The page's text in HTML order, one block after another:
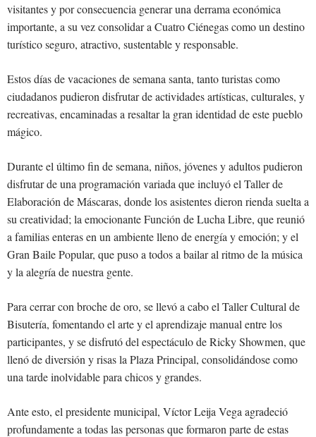
visitantes y por consecuencia generar una derrama económica
importante, a su vez consolidar a Cuatro Ciénegas como un destino
turístico seguro, atractivo, sustentable y responsable.
Estos días de vacaciones de semana santa, tanto turistas como
ciudadanos pudieron disfrutar de actividades artísticas, culturales, y
recreativas, encaminadas a resaltar la gran identidad de este pueblo
mágico.
Durante el último fin de semana, niños, jóvenes y adultos pudieron
disfrutar de una programación variada que incluyó el Taller de
Elaboración de Máscaras, donde los asistentes dieron rienda suelta a
su creatividad; la emocionante Función de Lucha Libre, que reunió
a familias enteras en un ambiente lleno de energía y emoción; y el
Gran Baile Popular, que puso a todos a bailar al ritmo de la música
y la alegría de nuestra gente.
Para cerrar con broche de oro, se llevó a cabo el Taller Cultural de
Bisutería, fomentando el arte y el aprendizaje manual entre los
participantes, y se disfrutó del espectáculo de Ricky Showmen, que
llenó de diversión y risas la Plaza Principal, consolidándose como
una tarde inolvidable para chicos y grandes.
Ante esto, el presidente municipal, Víctor Leija Vega agradeció
profundamente a todas las personas que formaron parte de estas